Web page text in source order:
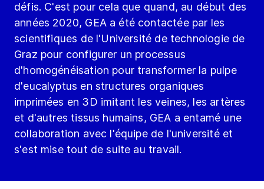
défis. C'est pour cela que quand, au début des
années 2020, GEA a été contactée par les
scientifiques de l'Université de technologie de
Graz pour configurer un processus
d'homogénéisation pour transformer la pulpe
d'eucalyptus en structures organiques
imprimées en 3D imitant les veines, les artères
et d'autres tissus humains, GEA a entamé une
collaboration avec l'équipe de l'université et
s'est mise tout de suite au travail.